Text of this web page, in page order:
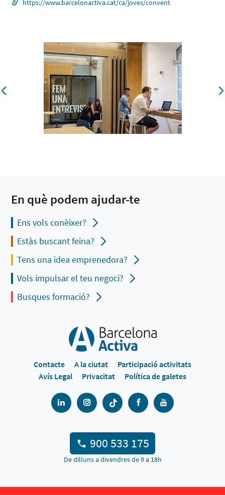
https://www.barcelonactiva.cat/ca/joves/convent
En què podem ajudar-te
Ens vols conèixer?
Estàs buscant feina?
Tens una idea emprenedora?
Vols impulsar el teu negoci?
Busques formació?
Contacte A la ciutat
Participació activitats
Avís Legal
Privacitat Política de galetes
900 533 175
De dilluns a divendres de 9 a 18h